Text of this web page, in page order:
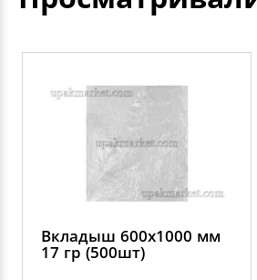
Вкладыш 600х1000 мм
17 гр (500шт)